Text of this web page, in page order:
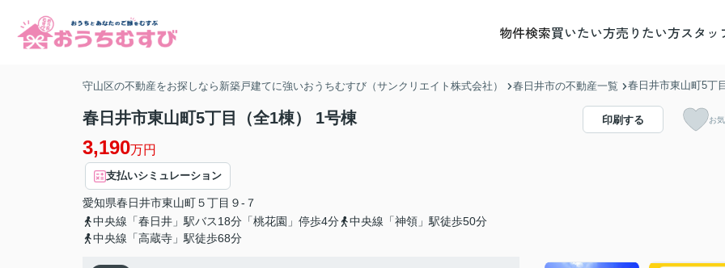
物件検索買いたい方売りたい方スタッ
守山区の不動産をお探しなら新築戸建てに強いおうちむすび（サンクリエイト株式会社） 春日井市の不動産一覧 春日井市東山町5丁
春日井市東山町5丁目（全1棟） 1号棟
3,190万円
支払いシミュレーション
愛知県春日井市東山町５丁目９-７
中央線「春日井」駅バス18分「桃花園」停歩4分
中央線「神領」駅徒歩50分
中央線「高蔵寺」駅徒歩68分
印刷する お